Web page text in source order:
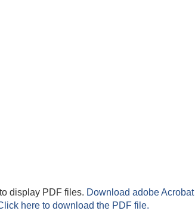
display PDF files. Download adobe Acrobat
here to download the PDF file.